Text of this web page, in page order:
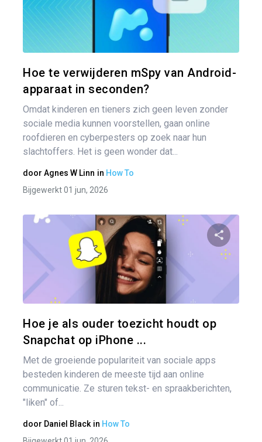
Hoe te verwijderen mSpy van Android-
apparaat in seconden?
Omdat kinderen en tieners zich geen leven zonder
sociale media kunnen voorstellen, gaan online
roofdieren en cyberpesters op zoek naar hun
slachtoffers. Het is geen wonder dat...
door Agnes W Linn in How To
Bijgewerkt 01 jun, 2026
Hoe je als ouder toezicht houdt op
Snapchat op iPhone ...
Met de groeiende populariteit van sociale apps
besteden kinderen de meeste tijd aan online
communicatie. Ze sturen tekst- en spraakberichten,
"liken" of...
door Daniel Black in How To